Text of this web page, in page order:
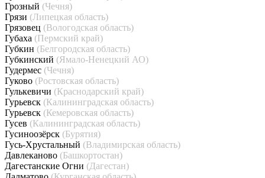
Грозный (Чечня)
Грязи (Липецкая область)
Грязовец (Вологодская область)
Губаха (Пермский край)
Губкин (Белгородская область)
Губкинский (Ямало-Ненецкий АО)
Гудермес (Чечня)
Гуково (Ростовская область)
Гулькевичи (Краснодарский край)
Гурьевск (Калининградская область)
Гурьевск (Кемеровская область)
Гусев (Калининградская область)
Гусиноозёрск (Бурятия)
Гусь-Хрустальный (Владимирская область)
Давлеканово (Башкортостан)
Дагестанские Огни (Дагестан)